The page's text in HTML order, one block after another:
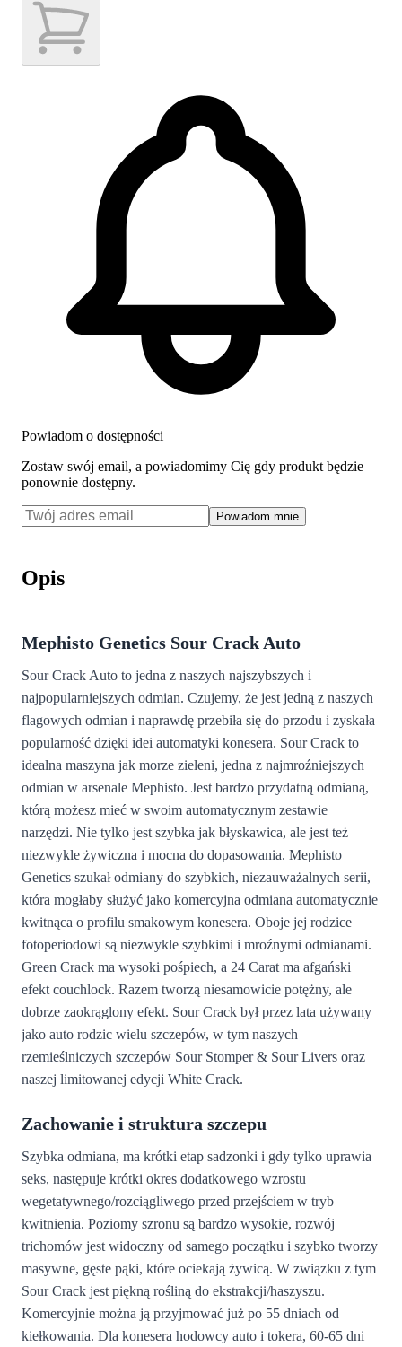
Powiadom o dostępności
Zostaw swój email, a powiadomimy Cię gdy produkt będzie
ponownie dostępny.
Powiadom mnie
Opis
Mephisto Genetics Sour Crack Auto
Sour Crack Auto to jedna z naszych najszybszych i
najpopularniejszych odmian. Czujemy, że jest jedną z naszych
flagowych odmian i naprawdę przebiła się do przodu i zyskała
popularność dzięki idei automatyki konesera. Sour Crack to
idealna maszyna jak morze zieleni, jedna z najmroźniejszych
odmian w arsenale Mephisto. Jest bardzo przydatną odmianą,
którą możesz mieć w swoim automatycznym zestawie
narzędzi. Nie tylko jest szybka jak błyskawica, ale jest też
niezwykle żywiczna i mocna do dopasowania. Mephisto
Genetics szukał odmiany do szybkich, niezauważalnych serii,
która mogłaby służyć jako komercyjna odmiana automatycznie
kwitnąca o profilu smakowym konesera. Oboje jej rodzice
fotoperiodowi są niezwykle szybkimi i mroźnymi odmianami.
Green Crack ma wysoki pośpiech, a 24 Carat ma afgański
efekt couchlock. Razem tworzą niesamowicie potężny, ale
dobrze zaokrąglony efekt. Sour Crack był przez lata używany
jako auto rodzic wielu szczepów, w tym naszych
rzemieślniczych szczepów Sour Stomper & Sour Livers oraz
naszej limitowanej edycji White Crack.
Zachowanie i struktura szczepu
Szybka odmiana, ma krótki etap sadzonki i gdy tylko uprawia
seks, następuje krótki okres dodatkowego wzrostu
wegetatywnego/rozciągliwego przed przejściem w tryb
kwitnienia. Poziomy szronu są bardzo wysokie, rozwój
trichomów jest widoczny od samego początku i szybko tworzy
masywne, gęste pąki, które ociekają żywicą. W związku z tym
Sour Crack jest piękną rośliną do ekstrakcji/haszyszu.
Komercyjnie można ją przyjmować już po 55 dniach od
kiełkowania. Dla konesera hodowcy auto i tokera, 60-65 dni